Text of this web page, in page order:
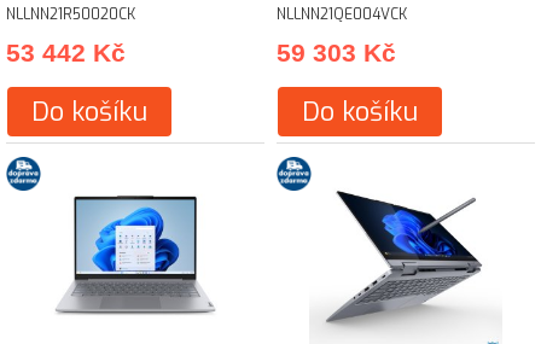
NLLNN21R50020CK
53 442 Kč
Do košíku
NLLNN21QE004VCK
59 303 Kč
Do košíku